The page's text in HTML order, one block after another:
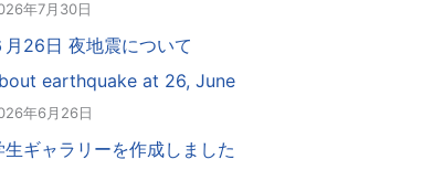
年7月30日
月26日 夜地震について
earthquake at 26, June
年6月26日
生ギャラリーを作成しました